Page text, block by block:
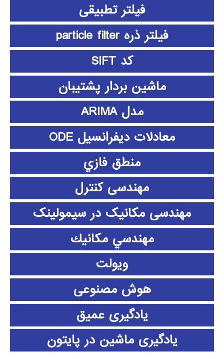
فیلتر تطبیقی
فیلتر ذره particle filter
کد SIFT
ماشین بردار پشتیبان
مدل ARIMA
معادلات دیفرانسیل ODE
منطق فازي
مهندسی کنترل
مهندسی مکانیک در سیمولینک
مهندسي مكانيك
ویولت
هوش مصنوعی
یادگیری عمیق
یادگیری ماشین در پایتون